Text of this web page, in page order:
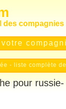
des
votre
- liste complète
pour russie-